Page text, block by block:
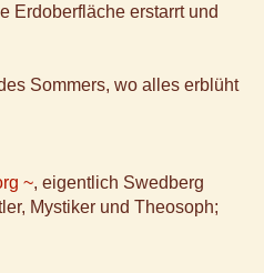
Erdoberfläche erstarrt und
Sommers, wo alles erblüht
~, eigentlich Swedberg
Mystiker und Theosoph;